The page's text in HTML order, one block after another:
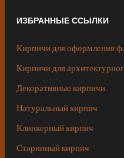
ИЗБРАННЫЕ ССЫЛКИ
Кирпичи для оформления
Кирпичи для
Декоративные кирпичи
Натуральный кирпич
Клинкерный кирпич
Старинный кирпич